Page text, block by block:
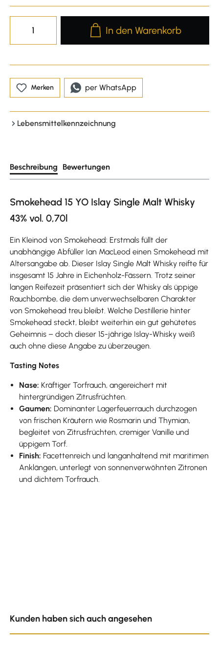
Produkt Anzahl: Gib den
In den Warenkorb
Merken per WhatsApp
Lebensmittelkennzeichnung
Beschreibung Bewertungen
Smokehead 15 YO Islay Single Malt Whisky
43% vol. 0,70l
Ein Kleinod von Smokehead: Erstmals füllt der
unabhängige Abfüller Ian MacLeod einen Smokehead mit
Altersangabe ab. Dieser Islay Single Malt Whisky reifte für
insgesamt 15 Jahre in Eichenholz-Fässern. Trotz seiner
langen Reifezeit präsentiert sich der Whisky als üppige
Rauchbombe, die dem unverwechselbaren Charakter
von Smokehead treu bleibt. Welche Destillerie hinter
Smokehead steckt, bleibt weiterhin ein gut gehütetes
Geheimnis – doch dieser 15-jährige Islay-Whisky weiß
auch ohne diese Angabe zu überzeugen.
Tasting Notes
Nase: Kräftiger Torfrauch, angereichert mit
hintergründigen Zitrusfrüchten.
Gaumen: Dominanter Lagerfeuerrauch durchzogen
von frischen Kräutern wie Rosmarin und Thymian,
begleitet von Zitrusfrüchten, cremiger Vanille und
üppigem Torf.
Finish: Facettenreich und langanhaltend mit maritimen
Anklängen, unterlegt von sonnenverwöhnten Zitronen
und dichtem Torfrauch.
Kunden haben sich auch angesehen